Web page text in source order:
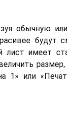
обычную
будут
имеет
размер,
1» или